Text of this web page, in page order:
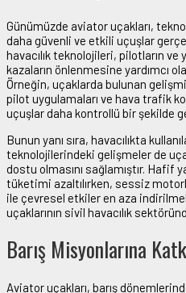
Günümüzde aviator uçakları,
daha güvenli ve etkili uçuşlar
havacılık teknolojileri, pilotların ve
kazaların önlenmesine yardımcı
Örneğin, uçaklarda bulunan
pilot uygulamaları ve hava trafik
uçuşlar daha kontrollü bir şekilde
Bunun yanı sıra, havacılıkta
teknolojilerindeki gelişmeler de
dostu olmasını sağlamıştır. Hafif
tüketimi azaltılırken, sessiz
ile çevresel etkiler en aza
uçaklarının sivil havacılık
Barış Misyonlarına
Aviator uçakları, barış